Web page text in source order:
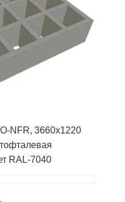
NFR, 3660х1220
RAL-7040